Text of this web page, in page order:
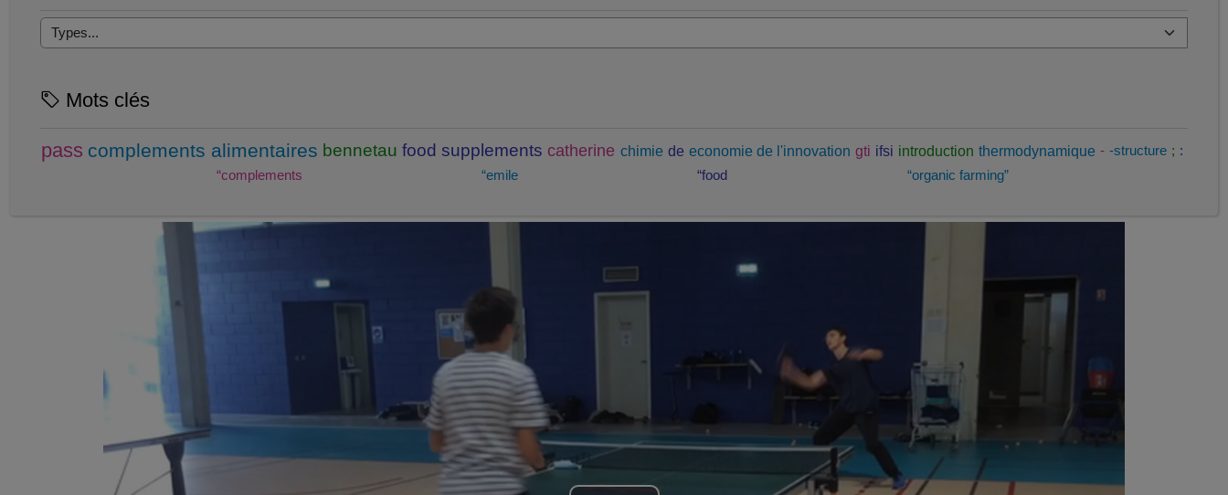
Mots clés
pass complements alimentaires bennetau food supplements catherine chimie de economie de l'innovation gti ifsi introduction thermodynamique - -structure ; :
“complements
“emile “food “organic farming”